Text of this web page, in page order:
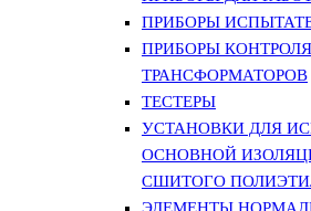
ПРИБОРЫ
ПРИБОРЫ
ТРАНСФОРМАТОРОВ
ТЕСТЕРЫ
УСТАНОВКИ ДЛЯ
ОСНОВНОЙ
СШИТОГО